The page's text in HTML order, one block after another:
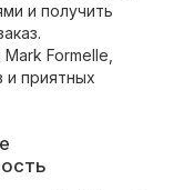
и получить
Formelle,
приятных